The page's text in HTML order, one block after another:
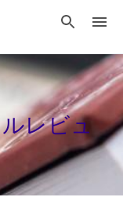
ルレビュ